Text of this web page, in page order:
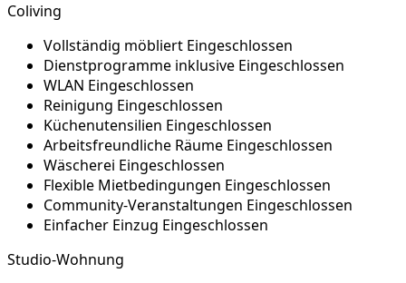
Coliving
Vollständig möbliert Eingeschlossen
Dienstprogramme inklusive Eingeschlossen
WLAN Eingeschlossen
Reinigung Eingeschlossen
Küchenutensilien Eingeschlossen
Arbeitsfreundliche Räume Eingeschlossen
Wäscherei Eingeschlossen
Flexible Mietbedingungen Eingeschlossen
Community-Veranstaltungen Eingeschlossen
Einfacher Einzug Eingeschlossen
Studio-Wohnung